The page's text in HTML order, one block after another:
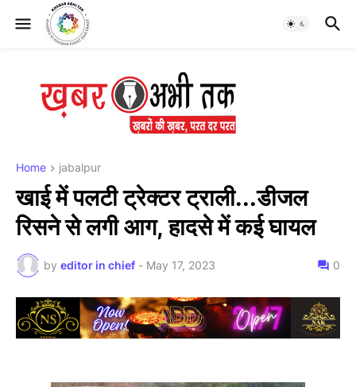
Home jabalpur
खाई में पलटी ट्रेक्टर ट्राली...डीजल
रिसने से लगी आग, हादसे में कई घायल
by editor in chief - May 17, 2023 0